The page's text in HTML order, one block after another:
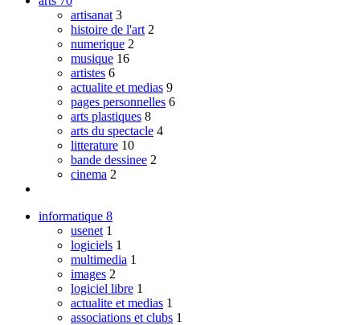
artisanat 3
histoire de l'art 2
numerique 2
musique 16
artistes 6
actualite et medias 9
pages personnelles 6
arts plastiques 8
arts du spectacle 4
litterature 10
bande dessinee 2
cinema 2
informatique 8
usenet 1
logiciels 1
multimedia 1
images 2
logiciel libre 1
actualite et medias 1
associations et clubs 1